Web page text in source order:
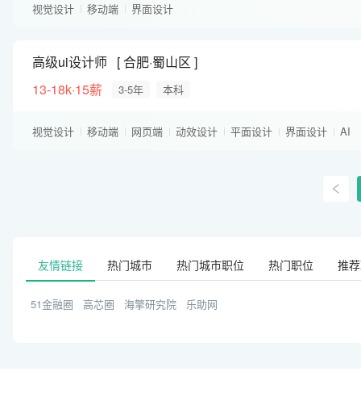
视觉设计 移动端 界面设计
高级ui设计师
合肥·蜀山区
13-18k·15薪
3-5年 本科
视觉设计 移动端 网页端 动效设计 平面设计 界面设计
AI
友情链接 热门城市 热门城市职位 热门职位 推
51金融圈 高芯圈 海擎研究院 乐助网